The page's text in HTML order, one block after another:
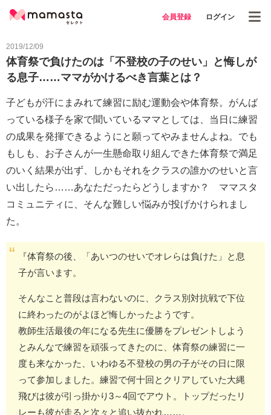
会員登録 ログイン
2019/12/09
体育祭で負けたのは「不登校の子のせい」と悔しが
る息子……ママがかけるべき言葉とは？
子どもが汗にまみれて練習に励む運動会や体育祭。がんば
っている様子を家で聞いているママとしては、当日に練習
の成果を発揮できるようにと願ってやみませんよね。でも
もしも、お子さんが一生懸命取り組んできた体育祭で満足
のいく結果が出ず、しかもそれをクラスの誰かのせいと言
い出したら……あなただったらどうしますか？ ママスタ
コミュニティに、そんな難しい悩みが投げかけられまし
た。
『体育祭の後、「あいつのせいでオレらは負けた」と息
子が言います。
そんなこと普段は言わないのに、クラス別対抗戦で下位
に終わったのがよほど悔しかったようです。
教師生活最後の年になる先生に優勝をプレゼントしよう
とみんなで練習を頑張ってきたのに、体育祭の練習に一
度も来なかった、いわゆる不登校の男の子がその日に限
って参加しました。練習で何十回とクリアしていた大縄
飛びは彼が引っ掛かり3～4回でアウト。トップだったリ
レーも彼が走ると次々と追い抜かれ……。